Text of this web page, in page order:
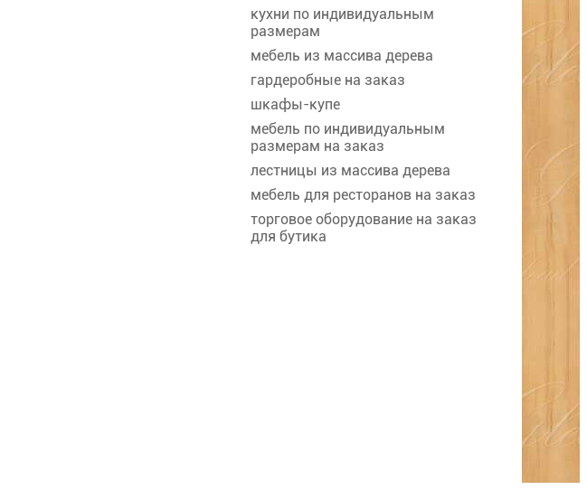
кухни по индивидуальным
размерам
мебель из массива дерева
гардеробные на заказ
шкафы-купе
мебель по индивидуальным
размерам на заказ
лестницы из массива дерева
мебель для ресторанов на заказ
торговое оборудование на заказ
для бутика